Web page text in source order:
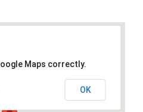
Maps correctly.
OK